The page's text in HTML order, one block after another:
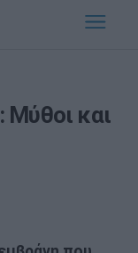
Μύθοι και